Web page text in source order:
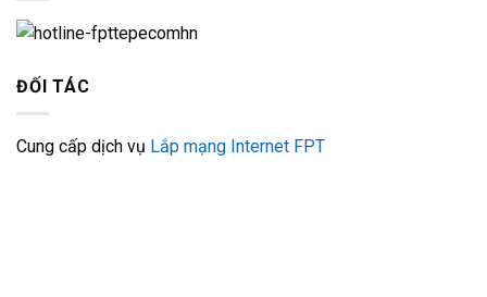
ĐỐI TÁC
Cung cấp dịch vụ Lắp mạng Internet FPT